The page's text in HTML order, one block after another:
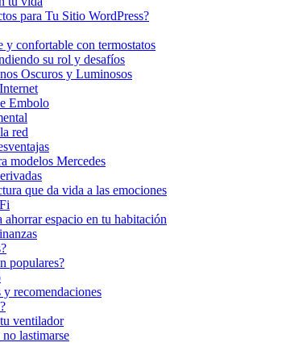
para Tu Sitio WordPress?
y confortable con termostatos
su rol y desafíos
Oscuros y Luminosos
Embolo
red
modelos Mercedes
que da vida a las emociones
espacio en tu habitación
populares?
recomendaciones
ventilador
lastimarse